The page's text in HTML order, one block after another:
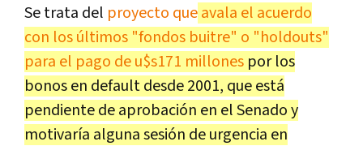
Se trata del proyecto queavala el acuerdo
con los últimos "fondos buitre" o "holdouts"
para el pago de u$s171 millones por los
bonos en default desde 2001, que está
pendiente de aprobación en el Senado y
motivaría alguna sesión de urgencia en